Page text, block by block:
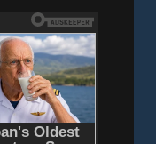
регистрации -